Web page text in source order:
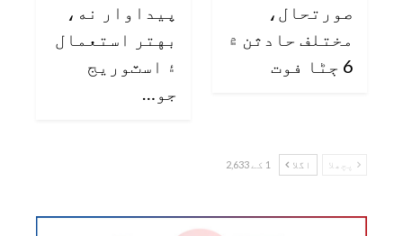
صورتحال،
مختلف حادثن ۾
6 ڄڻا فوت
پيداوار نه،
بهتر استعمال
۽ اسٽوريج
جو…
پچھلا اگلا 1 کے 2,633